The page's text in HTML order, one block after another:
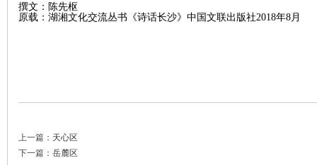
撰文：陈先枢
原载：湖湘文化交流丛书《诗话长沙》中国文联出版社2018年8月
上一篇： 天心区
下一篇： 岳麓区